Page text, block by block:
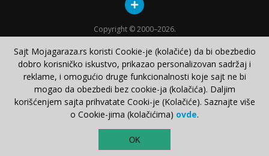
Copyright © 2000–2026.
Sajt Mojagaraza.rs koristi Cookie-je (kolačiće) da bi obezbedio
dobro korisničko iskustvo, prikazao personalizovan sadržaj i
reklame, i omogućio druge funkcionalnosti koje sajt ne bi
mogao da obezbedi bez cookie-ja (kolačića). Daljim
korišćenjem sajta prihvatate Cooki-je (Kolačiće). Saznajte više
o Cookie-jima (kolačićima) ovde.
OK